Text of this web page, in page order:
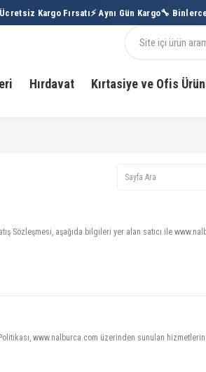
Kargo Fırsatı⚡ Aynı Gün Kargo🔧 Binlerce
Hırdavat Kırtasiye ve Ofis
Sözleşmesi, aşağıda bilgileri yer alan satıcı ile
www.nalburca.com üzerinden sunulan